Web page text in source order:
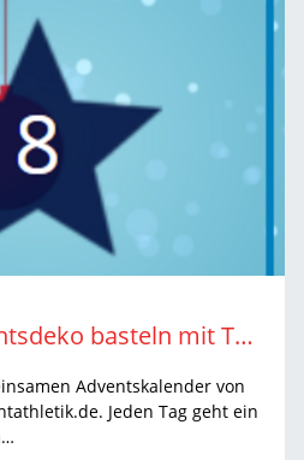
Türchen 8 – Adventsdeko basteln mit Top-Athletin
Adventskalender von
Jeden Tag geht ein